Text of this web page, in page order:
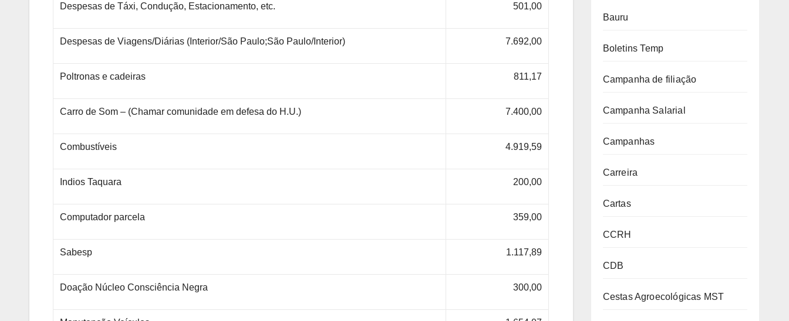
Despesas de Táxi, Condução, Estacionamento, etc. 501,00
Despesas de Viagens/Diárias (Interior/São Paulo;São Paulo/Interior) 7.692,00
Poltronas e cadeiras 811,17
Carro de Som – (Chamar comunidade em defesa do H.U.) 7.400,00
Combustíveis 4.919,59
Indios Taquara 200,00
Computador parcela 359,00
Sabesp 1.117,89
Doação Núcleo Consciência Negra 300,00
Bauru
Boletins Temp
Campanha de filiação
Campanha Salarial
Campanhas
Carreira
Cartas
CCRH
CDB
Cestas Agroecológicas MST